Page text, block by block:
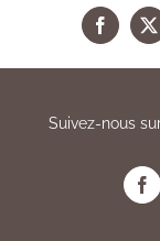
X
Suivez-nous